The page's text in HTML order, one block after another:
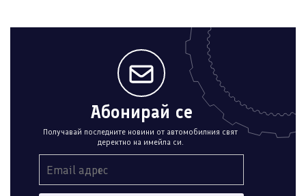
Абонирай се
Получавай последните новини от автомобилния свят
деректно на имейла си.